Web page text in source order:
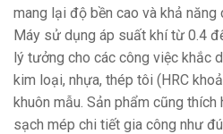
mang lại độ bền cao và khả năng
Máy sử dụng áp suất khí từ 0.4
lý tưởng cho các công việc khắc
kim loại, nhựa, thép tôi (HRC
khuôn mẫu. Sản phẩm cũng
sạch mép chi tiết gia công như